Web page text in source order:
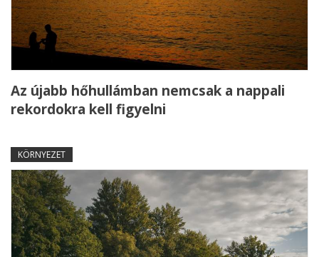
Az újabb hőhullámban nemcsak a nappali
rekordokra kell figyelni
KÖRNYEZET